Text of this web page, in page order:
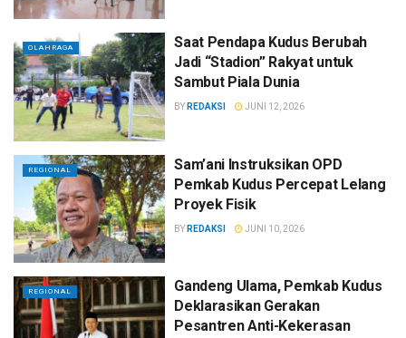
OLAHRAGA
Saat Pendapa Kudus Berubah
Jadi “Stadion” Rakyat untuk
Sambut Piala Dunia
BY REDAKSI JUNI 12, 2026
REGIONAL
Sam’ani Instruksikan OPD
Pemkab Kudus Percepat Lelang
Proyek Fisik
BY REDAKSI JUNI 10, 2026
REGIONAL
Gandeng Ulama, Pemkab Kudus
Deklarasikan Gerakan
Pesantren Anti-Kekerasan